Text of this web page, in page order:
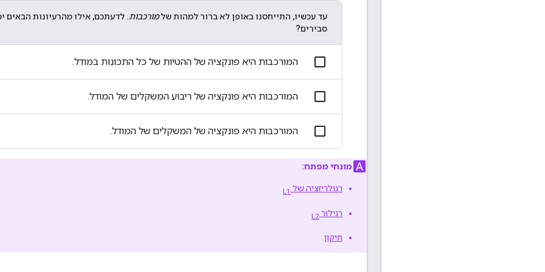
עד עכשיו, התייחסנו באופן לא ברור למהות שלמורכבות. לדעתכם, אילו מהרעיונות הבאים
סבירים?
המורכבות היא פונקציה של ההטיות של כל התכונות במודל.
המורכבות היא פונקציה של ריבוע המשקלים של המודל.
המורכבות היא פונקציה של המשקלים של המודל.
מונחי מפתח:
רגולריזציה של L1
רגילור L2
תיקון